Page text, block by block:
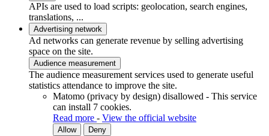
APIs are used to load scripts: geolocation, search engines,
translations, ...
Advertising network
Ad networks can generate revenue by selling advertising
space on the site.
Audience measurement
The audience measurement services used to generate useful
statistics attendance to improve the site.
Matomo (privacy by design) disallowed - This service
can install 7 cookies.
Read more - View the official website
Allow Deny